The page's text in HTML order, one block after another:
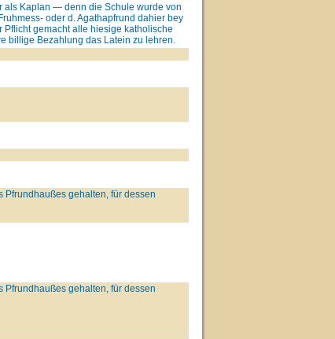
Kaplan — denn die Schule wurde von
oder d. Agathapfrund dahier bey
gemacht alle hiesige katholische
billige Bezahlung das Latein zu lehren.
gehalten, für dessen
gehalten, für dessen